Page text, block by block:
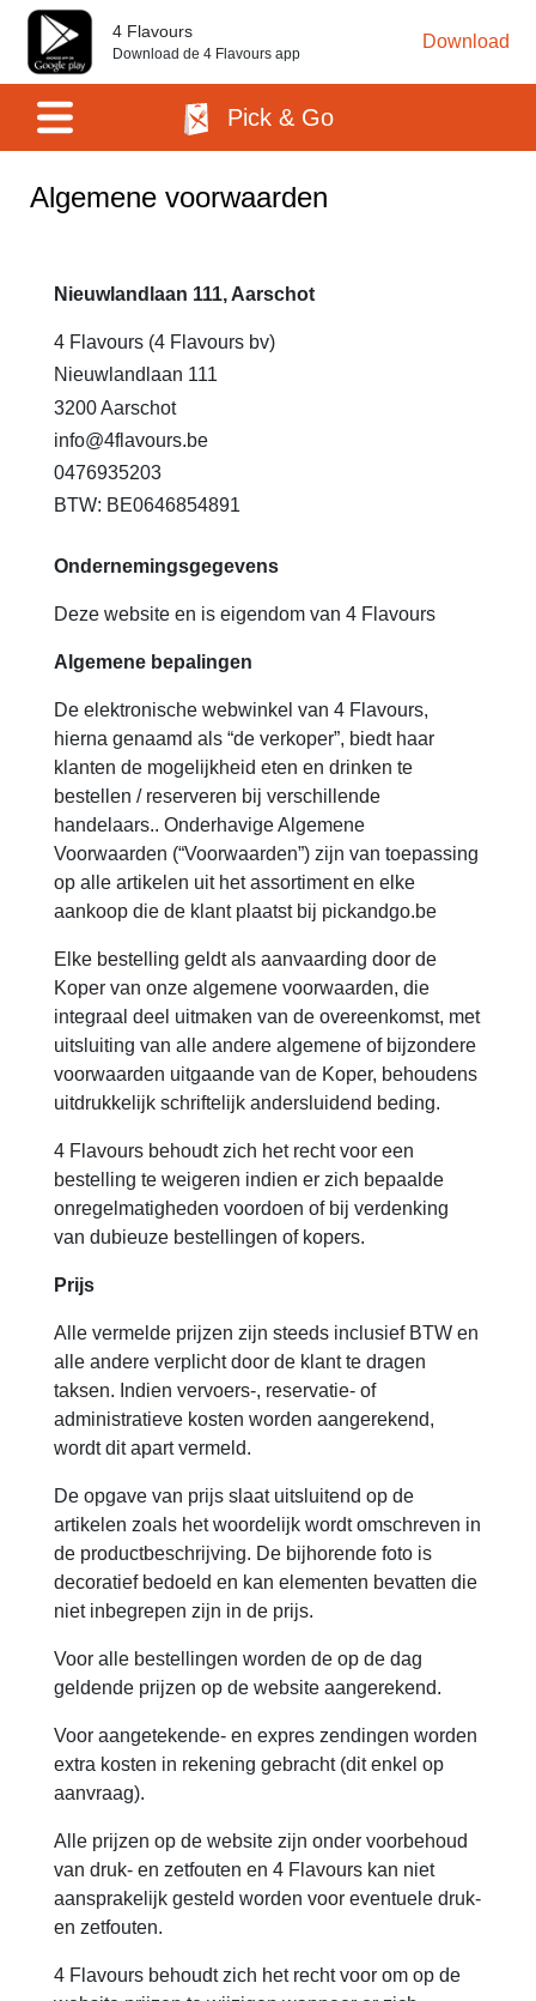
4 Flavours
Download de 4 Flavours app
Download
Pick & Go
Algemene voorwaarden
Nieuwlandlaan 111, Aarschot
4 Flavours (4 Flavours bv)
Nieuwlandlaan 111
3200 Aarschot
info@4flavours.be
0476935203
BTW: BE0646854891
Ondernemingsgegevens
Deze website en is eigendom van 4 Flavours
Algemene bepalingen
De elektronische webwinkel van 4 Flavours,
hierna genaamd als “de verkoper”, biedt haar
klanten de mogelijkheid eten en drinken te
bestellen / reserveren bij verschillende
handelaars.. Onderhavige Algemene
Voorwaarden (“Voorwaarden”) zijn van toepassing
op alle artikelen uit het assortiment en elke
aankoop die de klant plaatst bij pickandgo.be
Elke bestelling geldt als aanvaarding door de
Koper van onze algemene voorwaarden, die
integraal deel uitmaken van de overeenkomst, met
uitsluiting van alle andere algemene of bijzondere
voorwaarden uitgaande van de Koper, behoudens
uitdrukkelijk schriftelijk andersluidend beding.
4 Flavours behoudt zich het recht voor een
bestelling te weigeren indien er zich bepaalde
onregelmatigheden voordoen of bij verdenking
van dubieuze bestellingen of kopers.
Prijs
Alle vermelde prijzen zijn steeds inclusief BTW en
alle andere verplicht door de klant te dragen
taksen. Indien vervoers-, reservatie- of
administratieve kosten worden aangerekend,
wordt dit apart vermeld.
De opgave van prijs slaat uitsluitend op de
artikelen zoals het woordelijk wordt omschreven in
de productbeschrijving. De bijhorende foto is
decoratief bedoeld en kan elementen bevatten die
niet inbegrepen zijn in de prijs.
Voor alle bestellingen worden de op de dag
geldende prijzen op de website aangerekend.
Voor aangetekende- en expres zendingen worden
extra kosten in rekening gebracht (dit enkel op
aanvraag).
Alle prijzen op de website zijn onder voorbehoud
van druk- en zetfouten en 4 Flavours kan niet
aansprakelijk gesteld worden voor eventuele druk-
en zetfouten.
4 Flavours behoudt zich het recht voor om op de